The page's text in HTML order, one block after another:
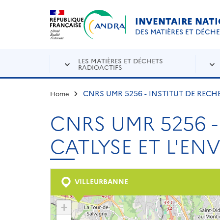
Aller au contenu principal
INVENTAIRE
DES MATIÈRES ET
LES MATIÈRES ET DÉCHETS
RADIOACTIFS
Home CNRS UMR 5256 - INSTITUT DE
CNRS UMR 5256
CATLYSE ET
VILLEURBANNE
+